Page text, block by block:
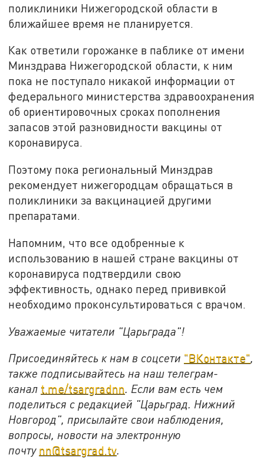
поликлиники Нижегородской области в
ближайшее время не планируется.
Как ответили горожанке в паблике от имени
Минздрава Нижегородской области, к ним
пока не поступало никакой информации от
федерального министерства здравоохранения
об ориентировочных сроках пополнения
запасов этой разновидности вакцины от
коронавируса.
Поэтому пока региональный Минздрав
рекомендует нижегородцам обращаться в
поликлиники за вакцинацией другими
препаратами.
Напомним, что все одобренные к
использованию в нашей стране вакцины от
коронавируса подтвердили свою
эффективность, однако перед прививкой
необходимо проконсультироваться с врачом.
Уважаемые читатели "Царьграда"!
Присоединяйтесь к нам в соцсети "ВКонтакте",
также подписывайтесь на наш телеграм-
канал t.me/tsargradnn. Если вам есть чем
поделиться с редакцией "Царьград. Нижний
Новгород", присылайте свои наблюдения,
вопросы, новости на электронную
почту nn@tsargrad.tv.